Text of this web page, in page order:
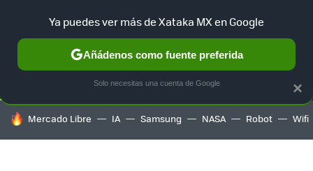
SELECCIÓN GAMING HOME AUTO TERRITORIO
HOY SE HABLA DE
Mercado Libre IA Samsung NASA Robot Wifi
×
Ya puedes ver más de Xataka MX en Google
Añádenos como fuente preferida
Solo necesitas una cuenta de Google